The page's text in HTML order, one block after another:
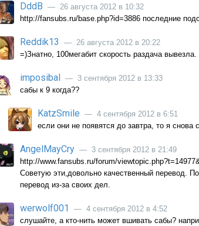
DddB — 26 августа 2012 в 10:32
http://fansubs.ru/base.php?id=3886 последние
Reddik13
— 26 августа 2012 в 20:22
=)Знатно, 100мегабит скорость раздача вывезла.
imposibal — 3 сентября 2012 в 13:33
сабы к 9 когда??
KatzSmile — 4 сентября 2012 в 6:51
если они не появятся до завтра, то я снова
AngelMayCry — 3 сентября 2012 в 21:49
http://www.fansubs.ru/forum/
Советую эти,довольно качественный перевод.
перевод из-за своих дел.
werwolf001
— 4 сентября 2012 в 4:52
слушайте, а кто-нить может вшивать сабы?